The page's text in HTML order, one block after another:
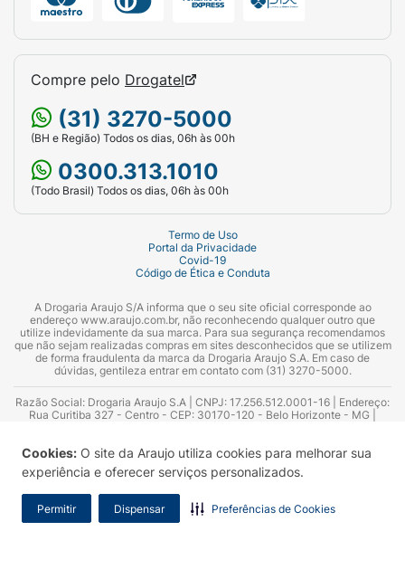
Cookies: O site da Araujo utiliza cookies para melhorar sua
experiência e oferecer serviços personalizados.
Permitir Dispensar Preferências de Cookies
Compre pelo Drogatel
(31) 3270-5000
(BH e Região) Todos os dias, 06h às 00h
0300.313.1010
(Todo Brasil) Todos os dias, 06h às 00h
Termo de Uso
Portal da Privacidade
Covid-19
Código de Ética e Conduta
A Drogaria Araujo S/A informa que o seu site oficial corresponde ao
endereço www.araujo.com.br, não reconhecendo qualquer outro que
utilize indevidamente da sua marca. Para sua segurança recomendamos
que não sejam realizadas compras em sites desconhecidos que se utilizem
de forma fraudulenta da marca da Drogaria Araujo S.A. Em caso de
dúvidas, gentileza entrar em contato com (31) 3270-5000.
Razão Social: Drogaria Araujo S.A | CNPJ: 17.256.512.0001-16 | Endereço:
Rua Curitiba 327 - Centro - CEP: 30170-120 - Belo Horizonte - MG |
Azevedo Guimarães – CRF 10.965 | Yasmin Silva Alvarenga – CRF 52.584 -
Consultor substituto: Thiago Aguiar Pinheiro - CRF Nº 13.748. Alvará
Sanitário: 2025020713 | Autorização de Funcionamento da Empresa (AFE):